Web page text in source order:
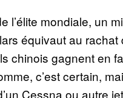
l’élite mondiale, un
équivaut au
chinois gagnent en
c’est certain,
Cessna ou autre